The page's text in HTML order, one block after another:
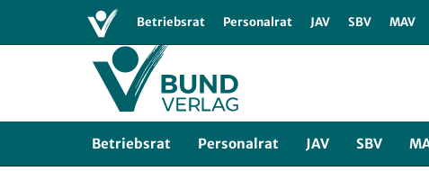
Bund-Verlag Bund SHOP Abo Newsletter
Betriebsrat Personalrat JAV SBV
Betriebsrat Personalrat JAV SBV MAV